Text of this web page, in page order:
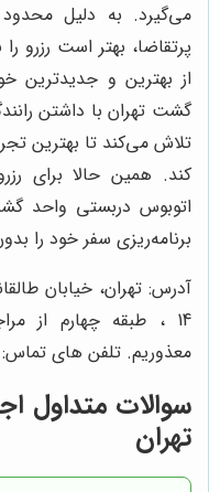
می‌گیرد. به دلیل
پرتقاضا، بهتر است رزرو
از بهترین و جدیدترین
گشت تهران با داشتن
تلاش می‌کند تا بهترین
کند. همین حالا برای
اتوبوس دربستی واحد
برنامه‌ریزی سفر خود را
آدرس: تهران، خیابان
14 ، طبقه چهارم از
معذوریم. تلفن های تماس: 88815169 & 88813689
سوالات متداول
تهران